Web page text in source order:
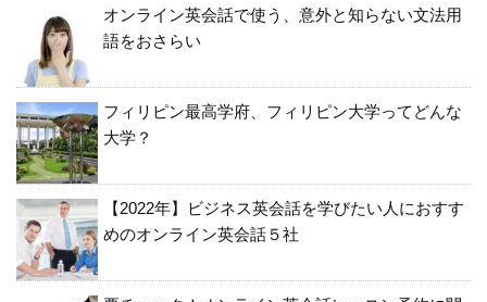
オンライン英会話で使う、意外と知らない文法用
語をおさらい
フィリピン最高学府、フィリピン大学ってどんな
大学？
【2022年】ビジネス英会話を学びたい人におすす
めのオンライン英会話５社